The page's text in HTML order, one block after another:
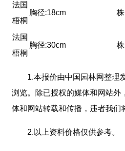
法国
梧桐
胸径:18cm 株
法国
梧桐
胸径:30cm 株
1.本报价由中国园林网整理
浏览。除已授权的媒体和网站外
体和网站转载和传播，违者我们
2.以上资料价格仅供参考。